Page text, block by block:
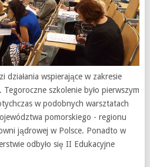
działania wspierające w zakresie
szkolenie było pierwszym
w podobnych warsztatach
pomorskiego - regionu
jądrowej w Polsce. Ponadto w
odbyło się II Edukacyjne